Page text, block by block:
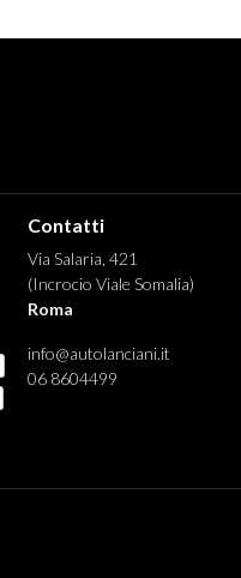
Contatti
Via Salaria, 421
(Incrocio Viale Somalia)
Roma
info@autolanciani.it
06 8604499